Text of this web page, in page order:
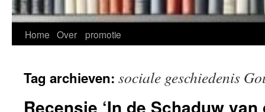
Home Over promotie
Tag archieven: sociale geschiedenis
Recensie ‘In de Schaduw